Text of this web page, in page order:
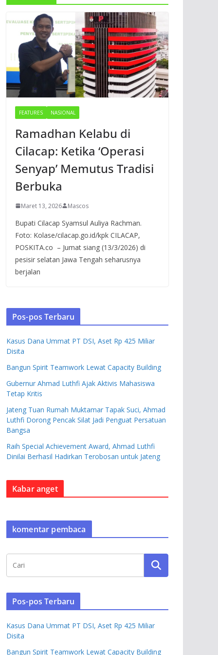
FEATURES NASIONAL
Ramadhan Kelabu di
Cilacap: Ketika ‘Operasi
Senyap’ Memutus Tradisi
Berbuka
Maret 13, 2026 Mascos
Bupati Cilacap Syamsul Auliya Rachman.
Foto: Kolase/cilacap.go.id/kpk CILACAP,
POSKITA.co – Jumat siang (13/3/2026) di
pesisir selatan Jawa Tengah seharusnya
berjalan
Pos-pos Terbaru
Kasus Dana Ummat PT DSI, Aset Rp 425 Miliar
Disita
Bangun Spirit Teamwork Lewat Capacity Building
Gubernur Ahmad Luthfi Ajak Aktivis Mahasiswa
Tetap Kritis
Jateng Tuan Rumah Muktamar Tapak Suci, Ahmad
Luthfi Dorong Pencak Silat Jadi Penguat Persatuan
Bangsa
Raih Special Achievement Award, Ahmad Luthfi
Dinilai Berhasil Hadirkan Terobosan untuk Jateng
Kabar anget
komentar pembaca
Pos-pos Terbaru
Kasus Dana Ummat PT DSI, Aset Rp 425 Miliar
Disita
Bangun Spirit Teamwork Lewat Capacity Building